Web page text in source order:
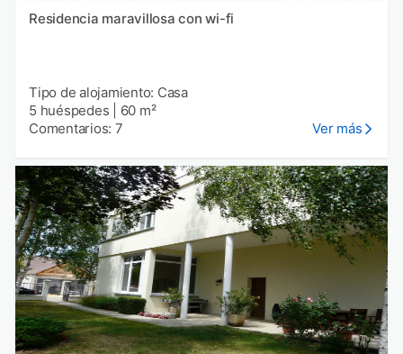
Residencia maravillosa con wi-fi
Tipo de alojamiento: Casa
5 huéspedes
60 m²
Comentarios: 7
Ver más